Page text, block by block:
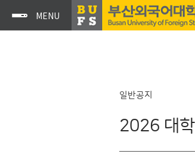
일반공지
2026 대